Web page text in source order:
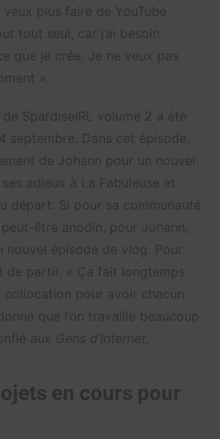
plus faire de YouTube
tout seul, car j’ai besoin
que je crée. Je ne veux pas
».
SpardiseIRL volume 2 a été
septembre. Dans cet épisode,
de Johann pour un nouvel
adieux à La Fabuleuse et
départ. Si pour sa communauté
être anodin, pour Johann,
nouvel épisode de vlog. Pour
de partir. « Ça fait longtemps
collocation pour avoir chacun
que l’on travaille beaucoup
aux Gens d’Internet
en cours pour